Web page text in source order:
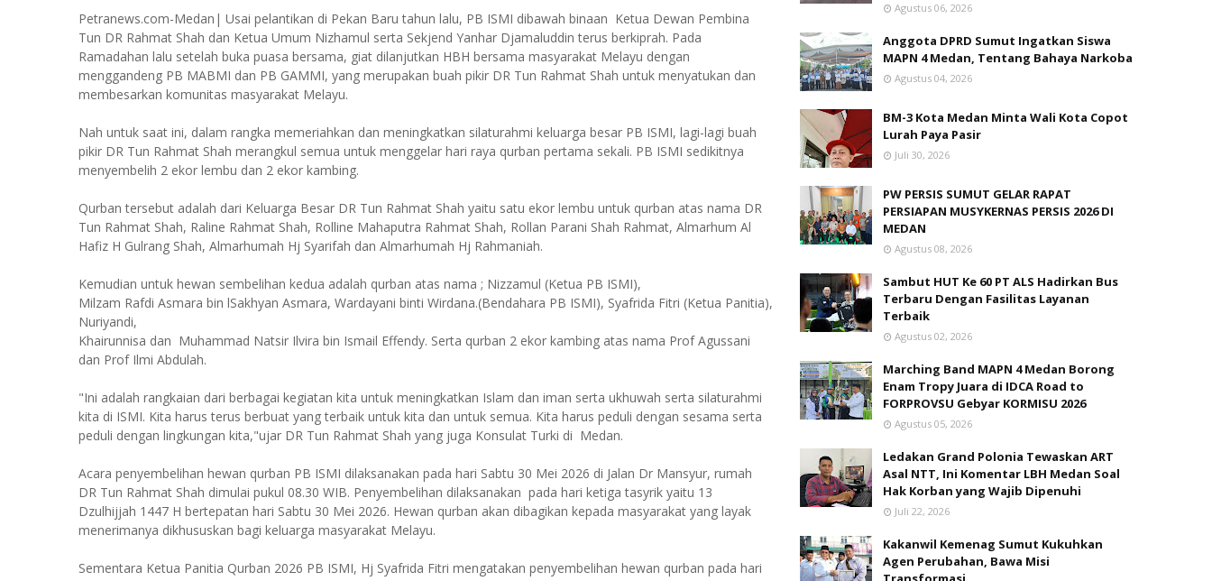
Petranews.com-Medan| Usai pelantikan di Pekan Baru tahun lalu, PB ISMI dibawah binaan Ketua Dewan Pembina
Tun DR Rahmat Shah dan Ketua Umum Nizhamul serta Sekjend Yanhar Djamaluddin terus berkiprah. Pada
Ramadahan lalu setelah buka puasa bersama, giat dilanjutkan HBH bersama masyarakat Melayu dengan
menggandeng PB MABMI dan PB GAMMI, yang merupakan buah pikir DR Tun Rahmat Shah untuk menyatukan dan
membesarkan komunitas masyarakat Melayu.
Nah untuk saat ini, dalam rangka memeriahkan dan meningkatkan silaturahmi keluarga besar PB ISMI, lagi-lagi buah
pikir DR Tun Rahmat Shah merangkul semua untuk menggelar hari raya qurban pertama sekali. PB ISMI sedikitnya
menyembelih 2 ekor lembu dan 2 ekor kambing.
Qurban tersebut adalah dari Keluarga Besar DR Tun Rahmat Shah yaitu satu ekor lembu untuk qurban atas nama DR
Tun Rahmat Shah, Raline Rahmat Shah, Rolline Mahaputra Rahmat Shah, Rollan Parani Shah Rahmat, Almarhum Al
Hafiz H Gulrang Shah, Almarhumah Hj Syarifah dan Almarhumah Hj Rahmaniah.
Kemudian untuk hewan sembelihan kedua adalah qurban atas nama ; Nizzamul (Ketua PB ISMI),
Milzam Rafdi Asmara bin lSakhyan Asmara, Wardayani binti Wirdana.(Bendahara PB ISMI), Syafrida Fitri (Ketua Panitia),
Nuriyandi,
Khairunnisa dan Muhammad Natsir Ilvira bin Ismail Effendy. Serta qurban 2 ekor kambing atas nama Prof Agussani
dan Prof Ilmi Abdulah.
"Ini adalah rangkaian dari berbagai kegiatan kita untuk meningkatkan Islam dan iman serta ukhuwah serta silaturahmi
kita di ISMI. Kita harus terus berbuat yang terbaik untuk kita dan untuk semua. Kita harus peduli dengan sesama serta
peduli dengan lingkungan kita,"ujar DR Tun Rahmat Shah yang juga Konsulat Turki di Medan.
Acara penyembelihan hewan qurban PB ISMI dilaksanakan pada hari Sabtu 30 Mei 2026 di Jalan Dr Mansyur, rumah
DR Tun Rahmat Shah dimulai pukul 08.30 WIB. Penyembelihan dilaksanakan pada hari ketiga tasyrik yaitu 13
Dzulhijjah 1447 H bertepatan hari Sabtu 30 Mei 2026. Hewan qurban akan dibagikan kepada masyarakat yang layak
menerimanya dikhususkan bagi keluarga masyarakat Melayu.
Sementara Ketua Panitia Qurban 2026 PB ISMI, Hj Syafrida Fitri mengatakan penyembelihan hewan qurban pada hari
Agustus 06, 2026
Anggota DPRD Sumut Ingatkan Siswa
MAPN 4 Medan, Tentang Bahaya Narkoba
Agustus 04, 2026
BM-3 Kota Medan Minta Wali Kota Copot
Lurah Paya Pasir
Juli 30, 2026
PW PERSIS SUMUT GELAR RAPAT
PERSIAPAN MUSYKERNAS PERSIS 2026 DI
MEDAN
Agustus 08, 2026
Sambut HUT Ke 60 PT ALS Hadirkan Bus
Terbaru Dengan Fasilitas Layanan
Terbaik
Agustus 02, 2026
Marching Band MAPN 4 Medan Borong
Enam Tropy Juara di IDCA Road to
FORPROVSU Gebyar KORMISU 2026
Agustus 05, 2026
Ledakan Grand Polonia Tewaskan ART
Asal NTT, Ini Komentar LBH Medan Soal
Hak Korban yang Wajib Dipenuhi
Juli 22, 2026
Kakanwil Kemenag Sumut Kukuhkan
Agen Perubahan, Bawa Misi